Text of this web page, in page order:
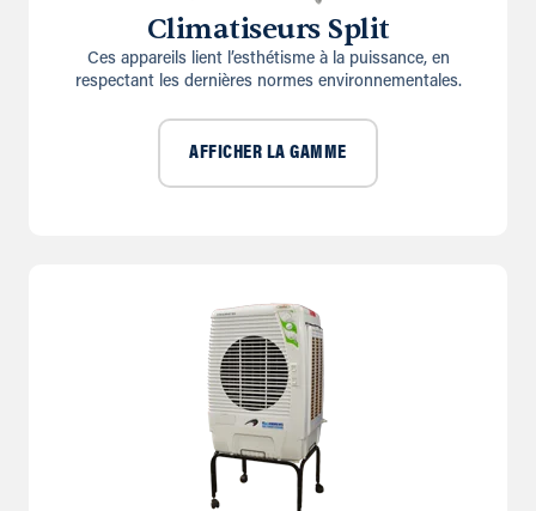
Climatiseurs Split
Ces appareils lient l’esthétisme à la puissance, en
respectant les dernières normes environnementales.
AFFICHER LA GAMME